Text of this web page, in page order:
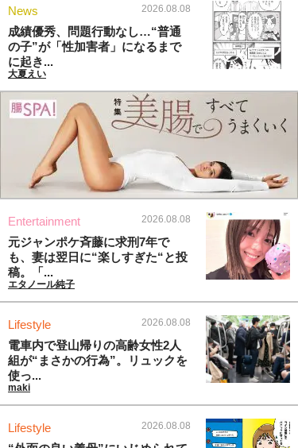
News 2026.08.08
成績優秀、問題行動なし…“普通
の子”が「性加害者」になるまで
に起き...
大夏えい
Entertainment 2026.08.08
元ジャンポケ斉藤に求刑7年で
も、妻は翌日に“楽しすぎた“と投
稿。「...
エタノール純子
Lifestyle 2026.08.08
電車内で登山帰りの高齢女性2人
組が“まさかの行為”。リュックを
使っ...
maki
Lifestyle 2026.08.08